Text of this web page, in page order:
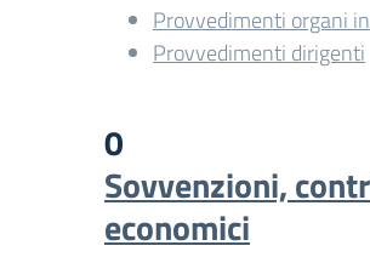
Provvedimenti organi
Provvedimenti dirigenti
0
Sovvenzioni,
economici